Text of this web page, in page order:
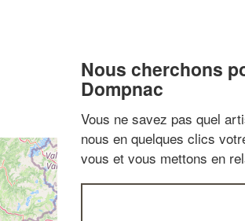
Nous cherchons
Dompnac
Vous ne savez pas quel
nous en quelques clics
vous et vous mettons en